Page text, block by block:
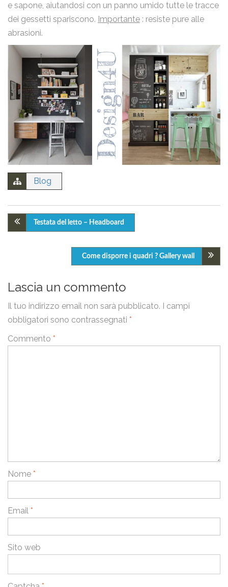
e sapone, aiutandosi con un panno umido tutte le tracce
dei gessetti spariscono. Importante : resiste pure alle
abrasioni.
Blog
Testata del letto – Headboard
Come disporre i quadri ? Gallery wall
Lascia un commento
Il tuo indirizzo email non sarà pubblicato.
I campi
obbligatori sono contrassegnati *
Commento *
Nome *
Email *
Sito web
Messaggio
Ho letto laPrivacy Policy
e acconsento al trattamento dei
miei dati personali.
Invia